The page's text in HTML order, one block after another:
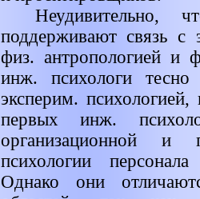
Неудивительно,
поддерживают связь
физ. антропологией и
инж. психологи тесно
эксперим.
первых инж.
организационной и
психологии
Однако они